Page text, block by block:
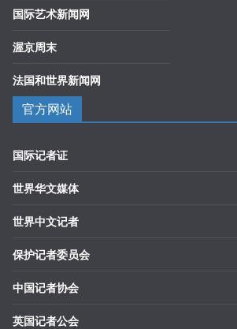
国际艺术新闻网
渥京周末
法国和世界新闻网
官方网站
国际记者证
世界华文媒体
世界中文记者
保护记者委员会
中国记者协会
英国记者公会